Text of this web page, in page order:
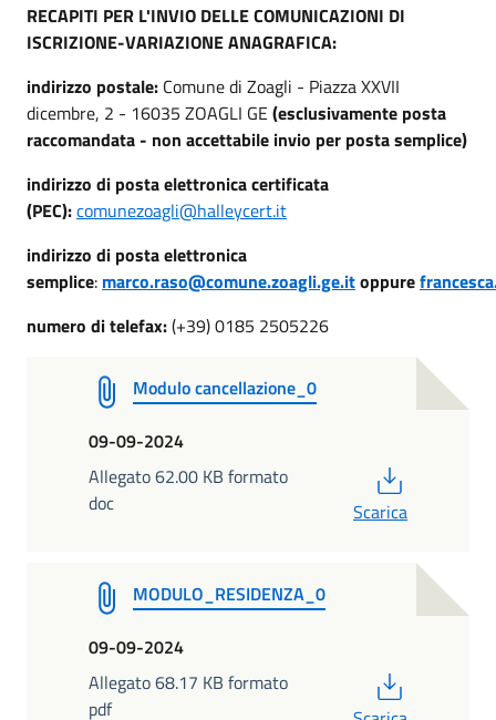
RECAPITI PER L'INVIO DELLE COMUNICAZIONI DI
ISCRIZIONE-VARIAZIONE ANAGRAFICA:
indirizzo postale: Comune di Zoagli - Piazza XXVII
dicembre, 2 - 16035 ZOAGLI GE (esclusivamente posta
raccomandata - non accettabile invio per posta semplice)
indirizzo di posta elettronica certificata
(PEC):comunezoagli@halleycert.it
indirizzo di posta elettronica
semplice: marco.raso@comune.zoagli.ge.itoppure
numero di telefax:(+39) 0185 2505226
Modulo cancellazione_0
09-09-2024
Allegato 62.00 KB formato
doc
Scarica
MODULO_RESIDENZA_0
09-09-2024
Allegato 68.17 KB formato
pdf